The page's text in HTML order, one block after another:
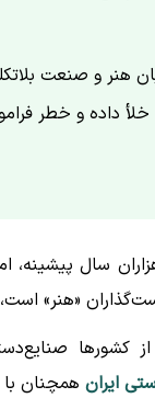
هنر و صنعت
داده و خطر
سال پیشینه،
«هنر»
کشورها
ایران همچنان